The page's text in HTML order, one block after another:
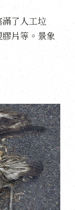
了人工垃
片等。景象